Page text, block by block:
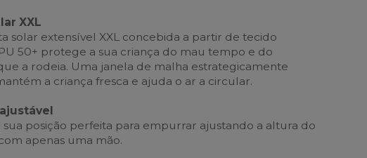
XXL
solar extensível XXL concebida a partir de tecido
50+ protege a sua criança do mau tempo e do
a rodeia. Uma janela de malha estrategicamente
a criança fresca e ajuda o ar a circular.
sua posição perfeita para empurrar ajustando a altura do
apenas uma mão.